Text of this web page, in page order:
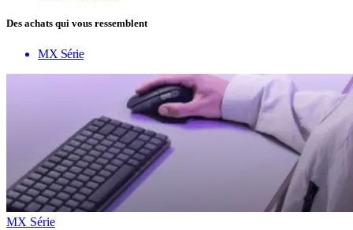
Des achats qui vous ressemblent
MX Série
MX Série